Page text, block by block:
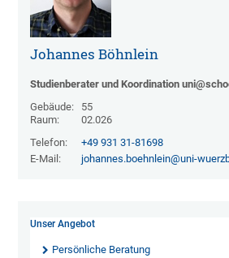
Johannes Böhnlein
Studienberater und Koordination
Gebäude:
55
Raum:
02.026
Telefon:
+49 931 31-81698
E-Mail:
johannes.boehnlein@uni-
Unser Angebot
Persönliche Beratung